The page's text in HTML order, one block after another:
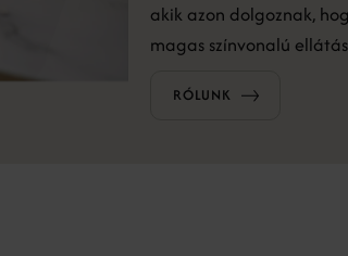
akik azon dolgoznak,
magas színvonalú
RÓLUNK